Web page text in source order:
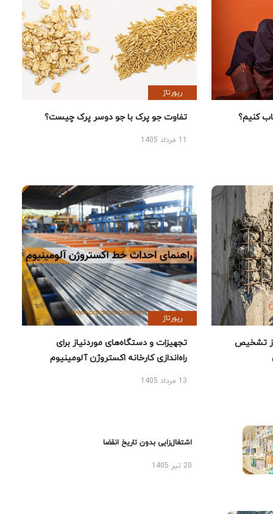
کنیم؟
رپورتاژ
تفاوت جو پرک با جو دوسر پرک چیست؟
تشخیص
رپورتاژ
تجهیزات و دستگاه‌های موردنیاز برای
راه‌اندازی کارخانه اکستروژن آلومینیوم
13 مرداد 1405
اشتغال‌زایی بدون تاریخ انقضا
20 تیر 1405